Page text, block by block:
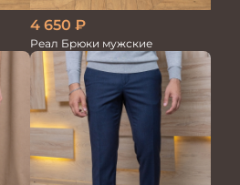
4 650 ₽
Реал Брюки мужские